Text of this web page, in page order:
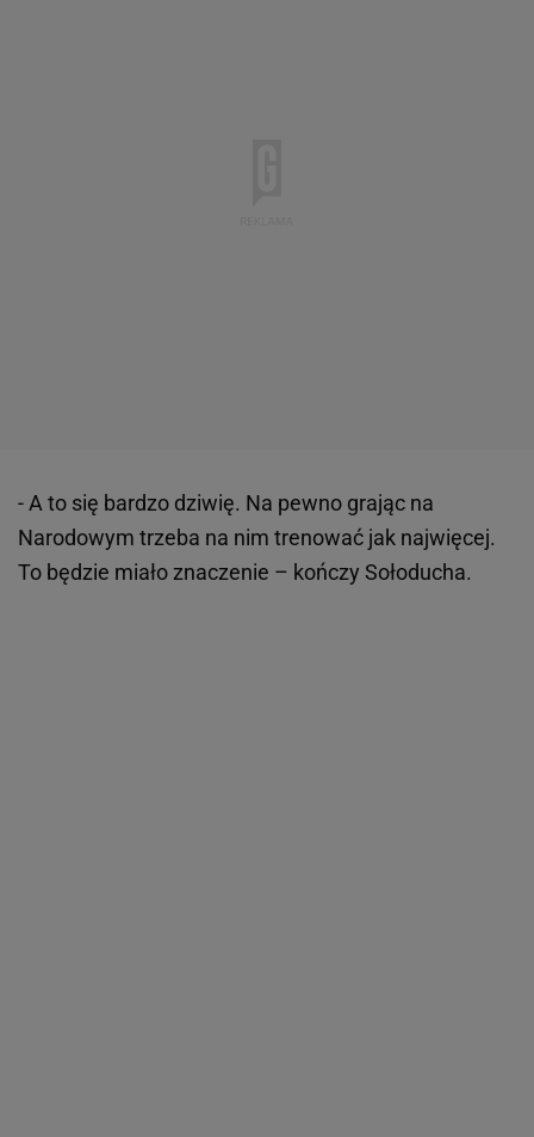
- A to się bardzo dziwię. Na pewno grając na
Narodowym trzeba na nim trenować jak najwięcej.
To będzie miało znaczenie – kończy Sołoducha.